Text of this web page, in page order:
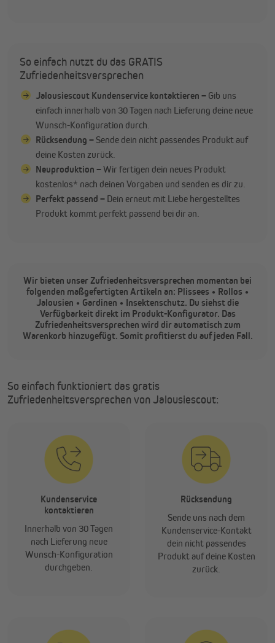
So einfach nutzt du das GRATIS
Zufriedenheitsversprechen
Jalousiescout Kundenservice kontaktieren – Gib uns
einfach innerhalb von 30 Tagen nach Lieferung deine neue
Wunsch-Konfiguration durch.
Rücksendung – Sende dein nicht passendes Produkt auf
deine Kosten zurück.
Neuproduktion –Wir fertigen dein neues Produkt
kostenlos* nach deinen Vorgaben und senden es dir zu.
Perfekt passend – Dein erneut mit Liebe hergestelltes
Produkt kommt perfekt passend bei dir an.
Wir bieten unser Zufriedenheitsversprechen momentan bei
folgenden maßgefertigten Artikeln an: Plissees • Rollos •
Jalousien • Gardinen • Insektenschutz. Du siehst die
Verfügbarkeit direkt im Produkt-Konfigurator. Das
Zufriedenheitsversprechen wird dir automatisch zum
Warenkorb hinzugefügt. Somit profitierst du auf jeden Fall.
So einfach funktioniert das gratis
Zufriedenheitsversprechen von Jalousiescout:
Kundenservice
kontaktieren
Innerhalb von 30 Tagen
nach Lieferung neue
Wunsch-Konfiguration
durchgeben.
Rücksendung
Sende uns nach dem
Kundenservice-Kontakt
dein nicht passendes
Produkt auf deine Kosten
zurück.